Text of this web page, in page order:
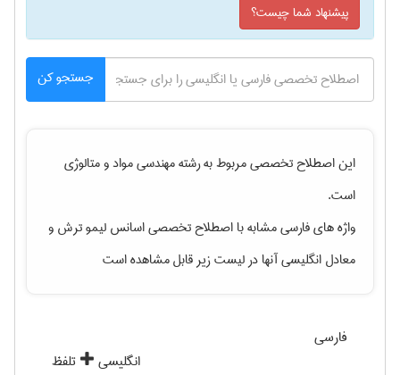
پیشنهاد شما چیست؟
جستجو کن
این اصطلاح تخصصی مربوط به رشتهمهندسی مواد و متالوژی
است.
واژه های فارسی مشابه با اصطلاح تخصصیاسانس لیمو ترشو
معادل انگلیسی آنها در لیست زیر قابل مشاهده است
فارسی
انگلیسی
تلفظ